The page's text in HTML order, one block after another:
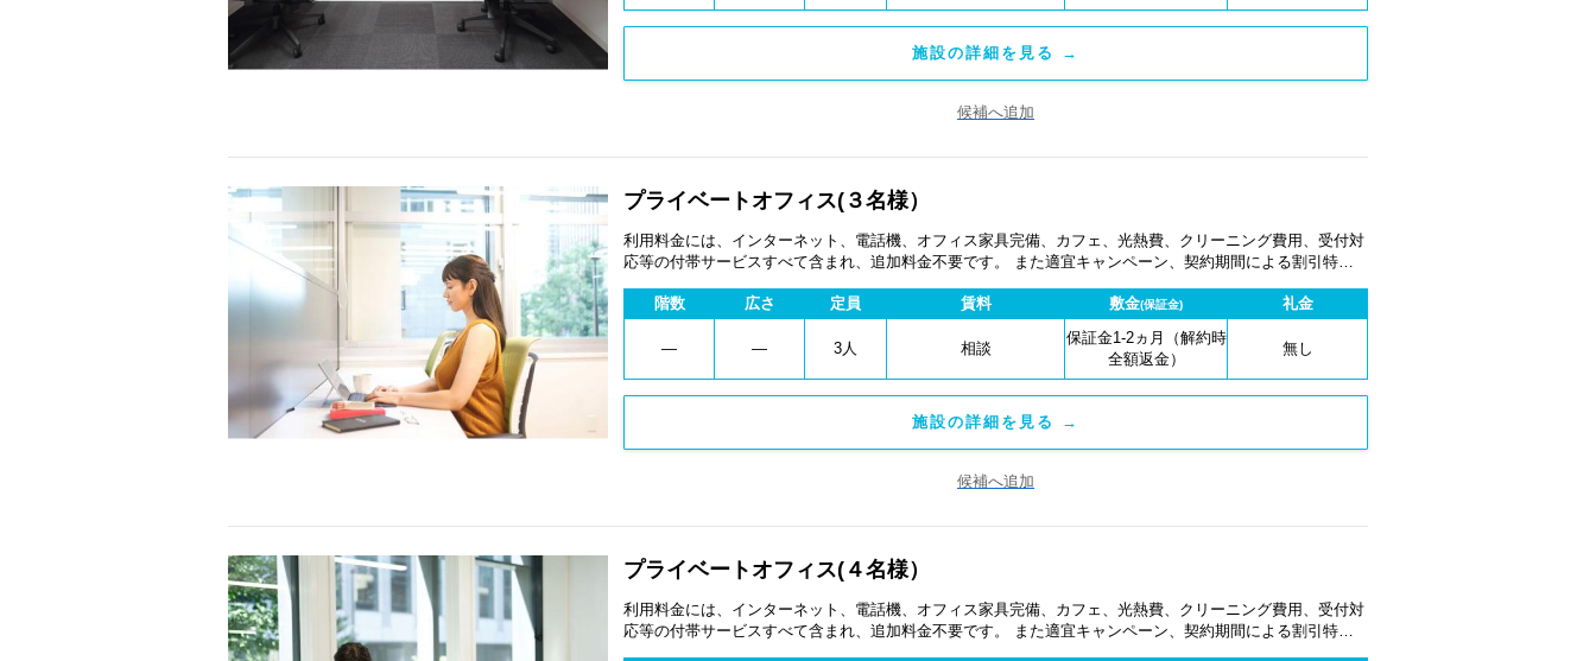
施設の詳細を見る →
候補へ追加
プライベートオフィス(３名様）
利用料金には、インターネット、電話機、オフィス家具完備、カフェ、光熱費、クリーニング費用、受付対
応等の付帯サービスすべて含まれ、追加料金不要です。 また適宜キャンペーン、契約期間による割引特典
階数
広さ 定員 賃料 敷金(保証金) 礼金
― ― 3人 相談
保証金1-2ヵ月（解約時
全額返金）
無し
施設の詳細を見る →
候補へ追加
プライベートオフィス(４名様）
利用料金には、インターネット、電話機、オフィス家具完備、カフェ、光熱費、クリーニング費用、受付対
応等の付帯サービスすべて含まれ、追加料金不要です。 また適宜キャンペーン、契約期間による割引特典